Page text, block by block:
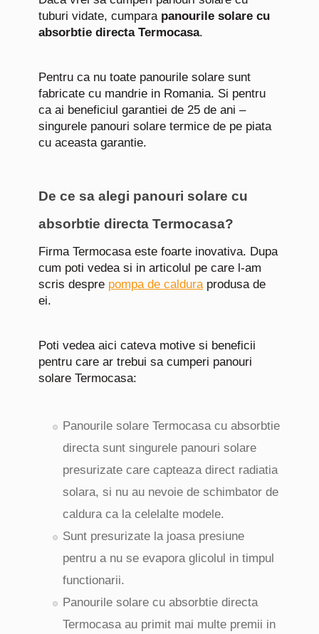
tuburi vidate, cumpara panourile solare cu
absorbtie directa Termocasa.
Pentru ca nu toate panourile solare sunt
fabricate cu mandrie in Romania. Si pentru
ca ai beneficiul garantiei de 25 de ani –
singurele panouri solare termice de pe piata
cu aceasta garantie.
De ce sa alegi panouri solare cu
absorbtie directa Termocasa?
Firma Termocasa este foarte inovativa. Dupa
cum poti vedea si in articolul pe care l-am
scris despre pompa de calduraprodusa de
ei.
Poti vedea aici cateva motive si beneficii
pentru care ar trebui sa cumperi panouri
solare Termocasa:
Panourile solare Termocasa cu absorbtie
directa sunt singurele panouri solare
presurizate care capteaza direct radiatia
solara, si nu au nevoie de schimbator de
caldura ca la celelalte modele.
Sunt presurizate la joasa presiune
pentru a nu se evapora glicolul in timpul
functionarii.
Panourile solare cu absorbtie directa
Termocasa au primit mai multe premii in